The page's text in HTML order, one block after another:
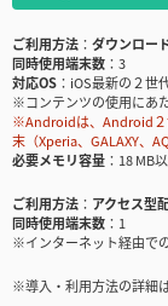
ご利用方法
ダウンロー
同時使用端末数
3
対応OS
iOS最新の２世
※コンテンツの使用にあ
※Androidは、Android２
末（Xperia、GALAXY、
必要メモリ容量
18 MB
ご利用方法
アクセス型
同時使用端末数
1
※インターネット経由で
※導入・利用方法の詳細